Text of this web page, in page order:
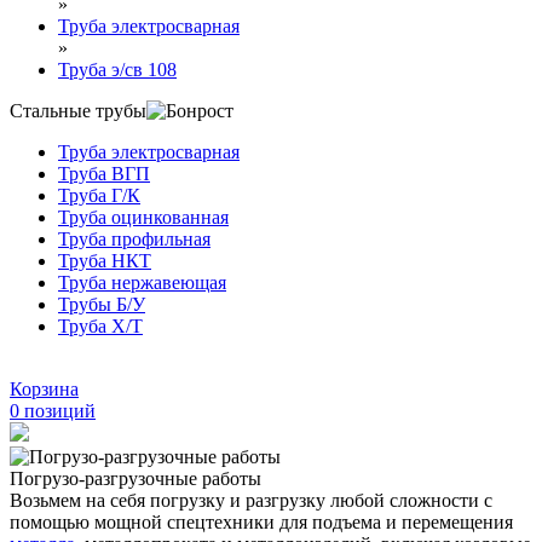
»
Труба электросварная
»
Труба э/св 108
Стальные трубы
Труба электросварная
Труба ВГП
Труба Г/К
Труба оцинкованная
Труба профильная
Труба НКТ
Труба нержавеющая
Трубы Б/У
Труба Х/Т
Корзина
0 позиций
Погрузо-разгрузочные работы
Возьмем на себя погрузку и разгрузку любой сложности с
помощью мощной спецтехники для подъема и перемещения